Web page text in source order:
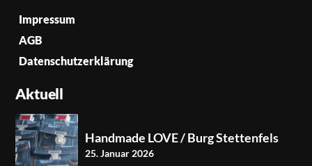
Impressum
AGB
Datenschutzerklärung
Aktuell
Handmade LOVE / Burg Stettenfels
25. Januar 2026